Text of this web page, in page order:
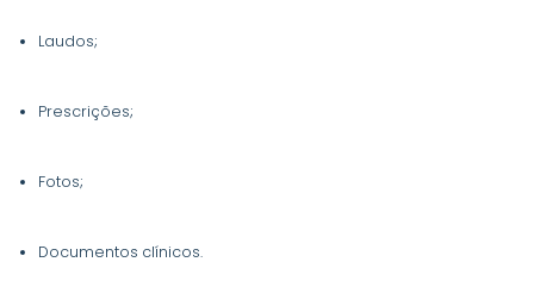
Laudos;
Prescrições;
Fotos;
Documentos clínicos.